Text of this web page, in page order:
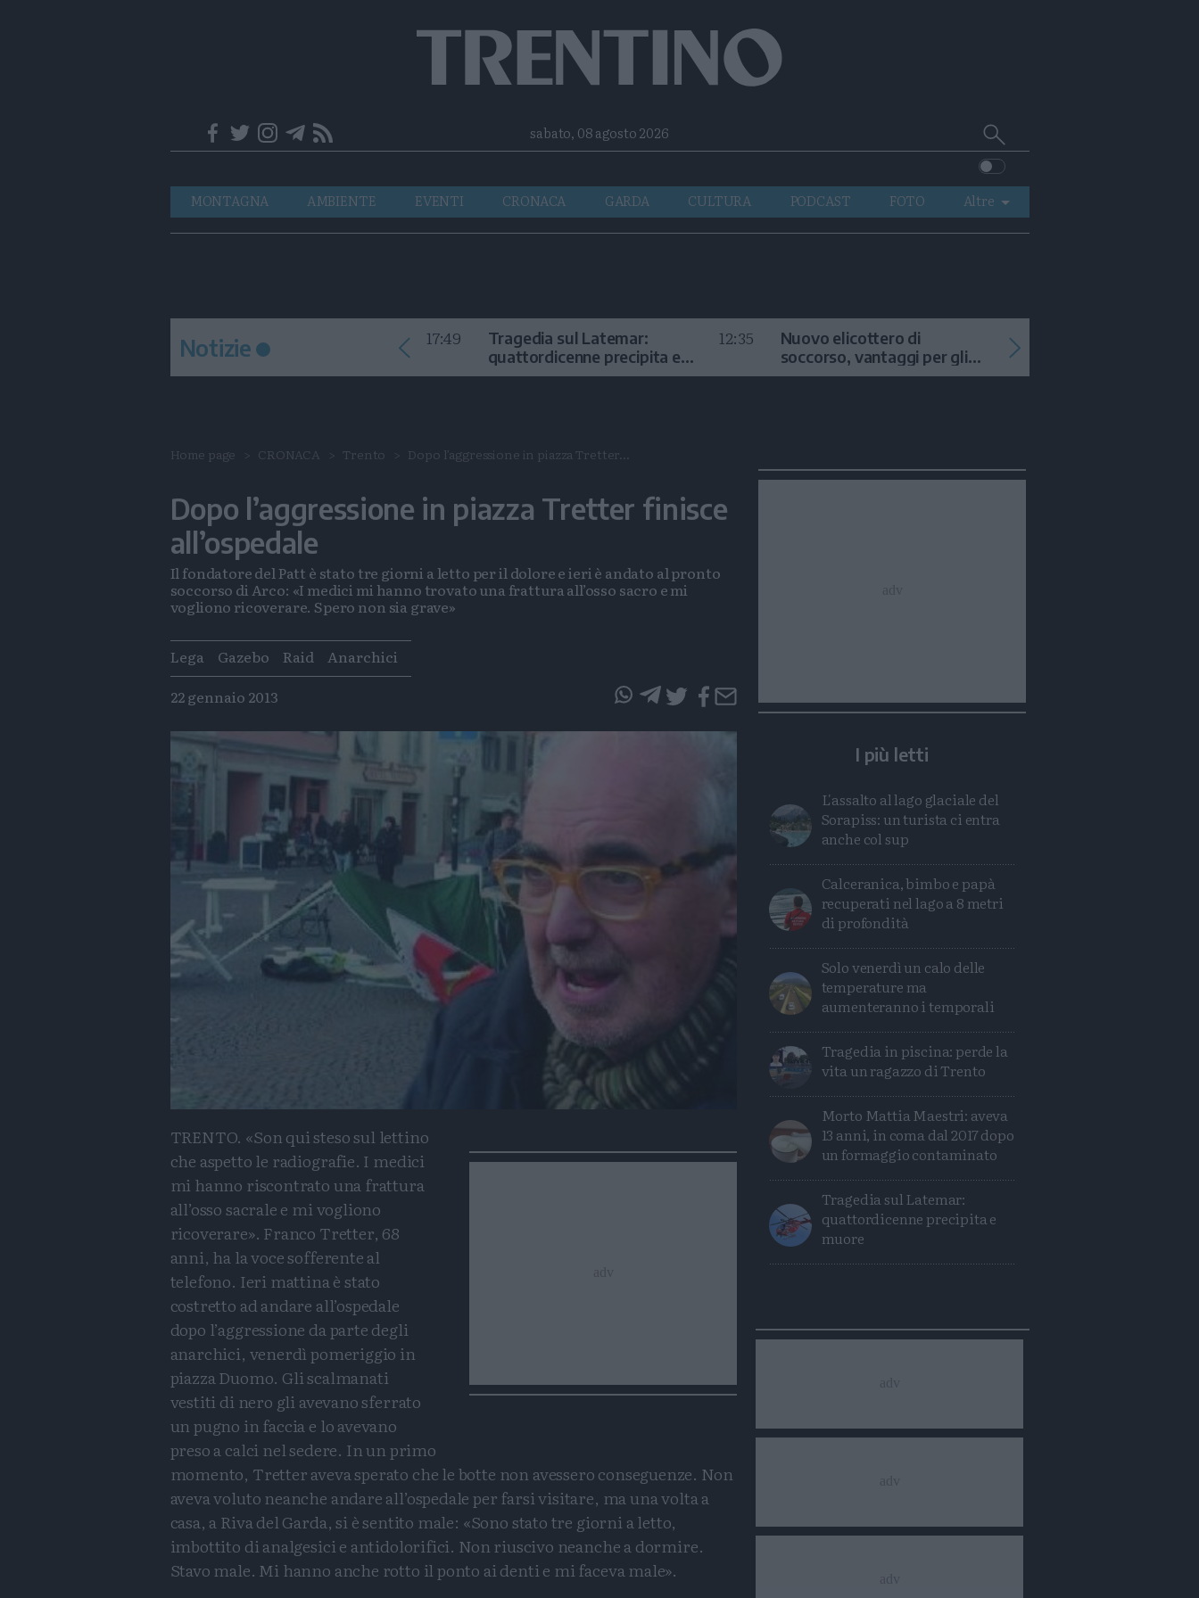
Telegram
RSSsabato, 08 agosto 2026 Cerca
su
Trentino
Navigazione
principale
MONTAGNA AMBIENTE EVENTI CRONACA GARDA CULTURA PODCAST FOTO
Altre
VIDEO
Notizie 17:49
Tragedia sul Latemar:
quattordicenne precipita e
muore
12:35
Nuovo elicottero di
soccorso, vantaggi per gli
interventi in alta quota
Home page CRONACA Trento Dopo l’aggressione in piazza Tretter...
Dopo l’aggressione in piazza Tretter finisce
all’ospedale
Il fondatore del Patt è stato tre giorni a letto per il dolore e ieri è andato al pronto
soccorso di Arco: «I medici mi hanno trovato una frattura all’osso sacro e mi
vogliono ricoverare. Spero non sia grave»
Tags
Lega Gazebo Raid
Anarchici
22 gennaio 2013
TRENTO. «Son qui steso sul lettino
che aspetto le radiografie. I medici
mi hanno riscontrato una frattura
all’osso sacrale e mi vogliono
ricoverare». Franco Tretter, 68
anni, ha la voce sofferente al
telefono. Ieri mattina è stato
costretto ad andare all’ospedale
dopo l’aggressione da parte degli
anarchici, venerdì pomeriggio in
piazza Duomo. Gli scalmanati
vestiti di nero gli avevano sferrato
un pugno in faccia e lo avevano
preso a calci nel sedere. In un primo
momento, Tretter aveva sperato che le botte non avessero conseguenze. Non
aveva voluto neanche andare all’ospedale per farsi visitare, ma una volta a
casa, a Riva del Garda, si è sentito male: «Sono stato tre giorni a letto,
imbottito di analgesici e antidolorifici. Non riuscivo neanche a dormire.
Stavo male. Mi hanno anche rotto il ponto ai denti e mi faceva male».
I più letti
L'assalto al lago glaciale del
Sorapiss: un turista ci entra
anche col sup
Calceranica, bimbo e papà
recuperati nel lago a 8 metri
di profondità
Solo venerdì un calo delle
temperature ma
aumenteranno i temporali
Tragedia in piscina: perde la
vita un ragazzo di Trento
Morto Mattia Maestri: aveva
13 anni, in coma dal 2017 dopo
un formaggio contaminato
Tragedia sul Latemar:
quattordicenne precipita e
muore